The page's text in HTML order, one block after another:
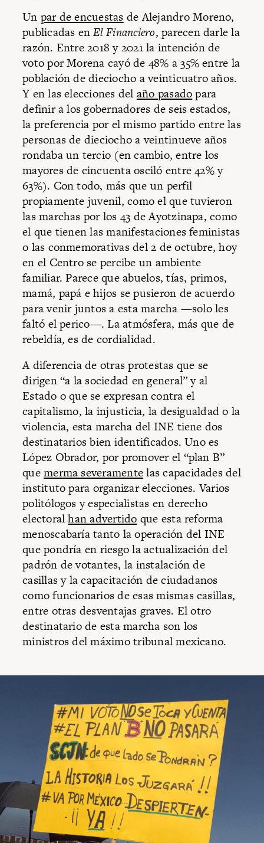
Un par de encuestas de Alejandro Moreno,
publicadas enEl Financiero, parecen darle la
razón. Entre 2018 y 2021 la intención de
voto por Morena cayó de 48% a 35% entre la
población de dieciocho a veinticuatro años.
Y en las elecciones del año pasadopara
definir a los gobernadores de seis estados,
la preferencia por el mismo partido entre las
personas de dieciocho a veintinueve años
rondaba un tercio (en cambio, entre los
mayores de cincuenta osciló entre 42% y
63%). Con todo, más que un perfil
propiamente juvenil, como el que tuvieron
las marchas por los 43 de Ayotzinapa, como
el que tienen las manifestaciones feministas
o las conmemorativas del 2 de octubre, hoy
en el Centro se percibe un ambiente
familiar. Parece que abuelos, tías, primos,
mamá, papá e hijos se pusieron de acuerdo
para venir juntos a esta marcha —solo les
faltó el perico—. La atmósfera, más que de
rebeldía, es de cordialidad.
A diferencia de otras protestas que se
dirigen “a la sociedad en general” y al
Estado o que se expresan contra el
capitalismo, la injusticia, la desigualdad o la
violencia, esta marcha del INE tiene dos
destinatarios bien identificados. Uno es
López Obrador, por promover el “plan B”
quemerma severamentelas capacidades del
instituto para organizar elecciones. Varios
politólogos y especialistas en derecho
electoralhan advertido que esta reforma
menoscabaría tanto la operación del INE
que pondría en riesgo la actualización del
padrón de votantes, la instalación de
casillas y la capacitación de ciudadanos
como funcionarios de esas mismas casillas,
entre otras desventajas graves. El otro
destinatario de esta marcha son los
ministros del máximo tribunal mexicano.